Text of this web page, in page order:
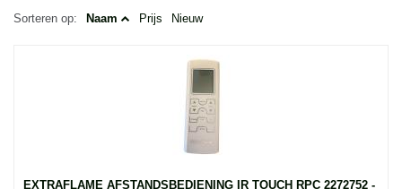
Sorteren op: Naam Prijs Nieuw
EXTRAFLAME AFSTANDSBEDIENING IR TOUCH RPC 2272752 -